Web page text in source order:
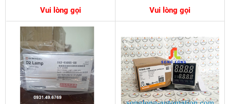
Vui lòng gọi
Vui lòng gọi